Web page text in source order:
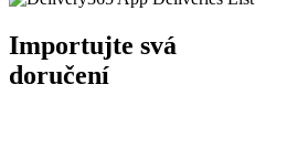
Importujte svá
doručení